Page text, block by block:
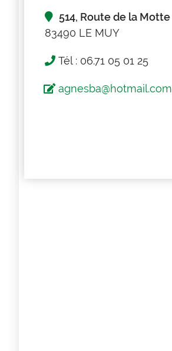
514, Route de la Motte
83490 LE MUY
Tél : 06.71 05 01 25
agnesba@hotmail.com